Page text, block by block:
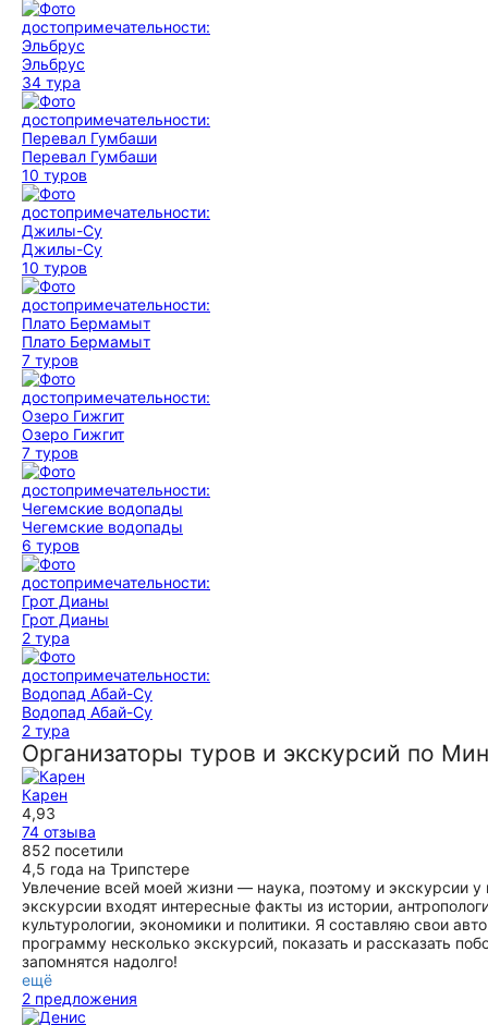
Эльбрус
34 тура
Перевал Гумбаши
10 туров
Джилы-Су
10 туров
Плато Бермамыт
7 туров
Озеро Гижгит
7 туров
Чегемские водопады
6 туров
Грот Дианы
2 тура
Водопад Абай-Су
2 тура
Организаторы туров и экскурсий по
Карен
4,93
74 отзыва
852 посетили
4,5 года на Трипстере
Увлечение всей моей жизни — наука, поэтому и экскурсии
экскурсии входят интересные факты из истории,
культурологии, экономики и политики. Я составляю свои
программу несколько экскурсий, показать и рассказать
запомнятся надолго!
ещё
2 предложения